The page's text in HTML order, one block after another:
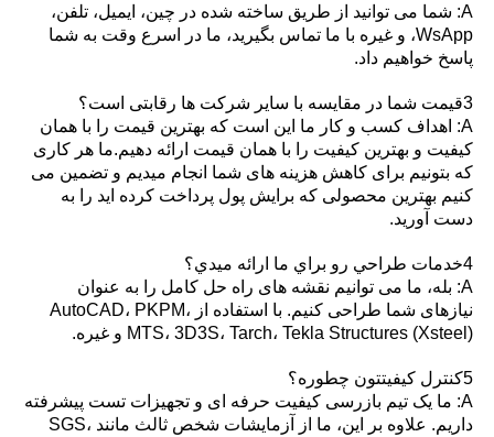
A: شما می توانید از طریق ساخته شده در چین، ایمیل، تلفن،
WsApp، و غیره با ما تماس بگیرید، ما در اسرع وقت به شما
پاسخ خواهیم داد.
3قیمت شما در مقایسه با سایر شرکت ها رقابتی است؟
A: اهداف کسب و کار ما این است که بهترین قیمت را با همان
کیفیت و بهترین کیفیت را با همان قیمت ارائه دهیم.ما هر کاری
که بتونیم برای کاهش هزینه های شما انجام میدیم و تضمین می
کنیم بهترین محصولی که برایش پول پرداخت کرده اید را به
دست آورید.
4خدمات طراحي رو براي ما ارائه ميدي؟
A: بله، ما می توانیم نقشه های راه حل کامل را به عنوان
نیازهای شما طراحی کنیم. با استفاده از AutoCAD، PKPM،
MTS، 3D3S، Tarch، Tekla Structures (Xsteel) و غیره.
5کنترل کیفیتتون چطوره؟
A: ما یک تیم بازرسی کیفیت حرفه ای و تجهیزات تست پیشرفته
داریم. علاوه بر این، ما از آزمایشات شخص ثالث مانند SGS،